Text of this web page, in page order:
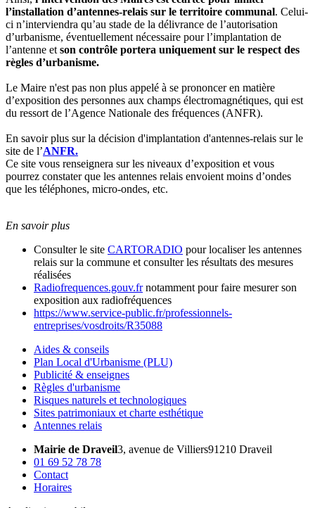
l’installation d’antennes-relais sur le territoire communal. Celui-
ci n’interviendra qu’au stade de la délivrance de l’autorisation
d’urbanisme, éventuellement nécessaire pour l’implantation de
l’antenne et son contrôle portera uniquement sur le respect des
règles d’urbanisme.
Le Maire n'est pas non plus appelé à se prononcer en matière
d’exposition des personnes aux champs électromagnétiques, qui est
du ressort de l’Agence Nationale des fréquences (ANFR).
En savoir plus sur la décision d'implantation d'antennes-relais sur le
site de l’ANFR.
Ce site vous renseignera sur les niveaux d’exposition et vous
pourrez constater que les antennes relais envoient moins d’ondes
que les téléphones, micro-ondes, etc.
En savoir plus
Consulter le site CARTORADIO pour localiser les antennes
relais sur la commune et consulter les résultats des mesures
réalisées
Radiofrequences.gouv.frnotamment pour faire mesurer son
exposition aux radiofréquences
https://www.service-public.fr/professionnels-
entreprises/vosdroits/R35088
Aides & conseils
Plan Local d'Urbanisme (PLU)
Publicité & enseignes
Règles d'urbanisme
Risques naturels et technologiques
Sites patrimoniaux et charte esthétique
Antennes relais
Mairie de Draveil3, avenue de Villiers91210 Draveil
01 69 52 78 78
Contact
Horaires